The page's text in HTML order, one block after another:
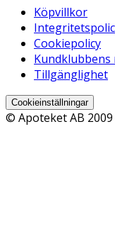
Köpvillkor
Cookiepolicy
Kundklubbens
Tillgänglighet
Cookieinställningar
© Apoteket AB 2009